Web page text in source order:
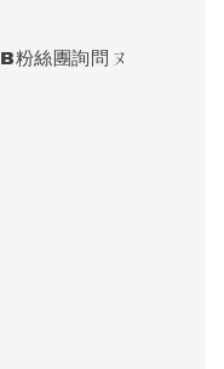
粉絲團詢問ㄡ